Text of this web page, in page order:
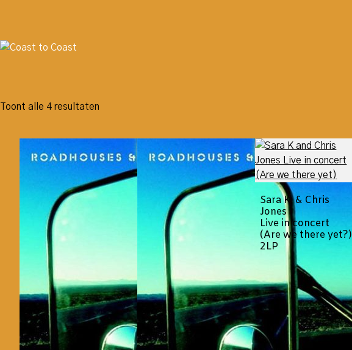
Toont alle 4 resultaten
Sara K. & Chris
Jones
Live in concert
(Are we there yet?)
2LP